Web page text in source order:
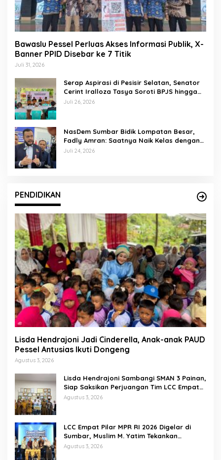
Bawaslu Pessel Perluas Akses Informasi Publik, X-
Banner PPID Disebar ke 7 Titik
Juli 31, 2026
Serap Aspirasi di Pesisir Selatan, Senator
Cerint Iralloza Tasya Soroti BPJS hingga
Kurikulum Merdeka
Juli 26, 2026
NasDem Sumbar Bidik Lompatan Besar,
Fadly Amran: Saatnya Naik Kelas dengan
Kader Berkualitas
Juli 24, 2026
PENDIDIKAN
Lisda Hendrajoni Jadi Cinderella, Anak-anak PAUD
Pessel Antusias Ikuti Dongeng
Agustus 3, 2026
Lisda Hendrajoni Sambangi SMAN 3 Painan,
Siap Saksikan Perjuangan Tim LCC Empat
Pilar di Jakarta
Agustus 3, 2026
LCC Empat Pilar MPR RI 2026 Digelar di
Sumbar, Muslim M. Yatim Tekankan
Pentingnya Karakter Generasi Muda
Agustus 3, 2026